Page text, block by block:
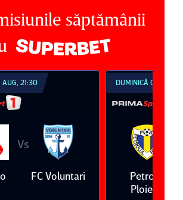
săptămânii
21:30
Vs
FC Voluntari
DUMINICĂ 09 AUG,
Petrolul
Ploieşti